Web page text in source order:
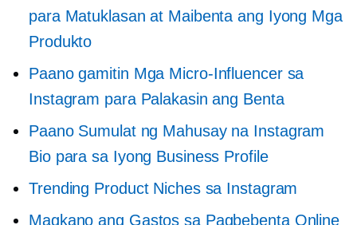
para Matuklasan at Maibenta ang Iyong Mga
Produkto
Paano gamitin Mga Micro-Influencersa
Instagram para Palakasin ang Benta
Paano Sumulat ng Mahusay na Instagram
Bio para sa Iyong Business Profile
Trending Product Niches sa Instagram
Magkano ang Gastos sa Pagbebenta Online